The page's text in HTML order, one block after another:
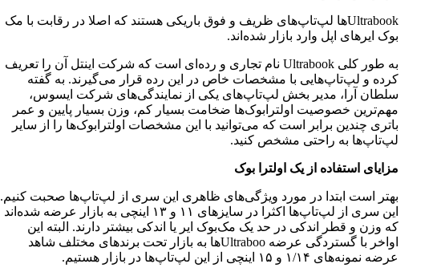
Ultrabookها لپ‌تاپ‌های ظریف و فوق باریکی هستند که اصلا در رقابت با مک
بوک ایرهای اپل وارد بازار شده‌اند.
به طور کلی Ultrabook نام تجاری و رده‌ای است که شرکت اینتل آن را تعریف
کرده‌ و لپ‌تاپ‌هایی با مشخصات خاص در این رده قرار می‌گیرند. به گفته
سلطان آرا، مدیر بخش لپ‌تاپ‌های یکی از نمایندگی‌های شرکت ایسوس،
مهم‌ترین خصوصیت اولترابوک‌ها ضخامت بسیار کم، وزن بسیار پایین و عمر
باتری چندین برابر است که می‌توانید با این مشخصات اولترابوک‌ها را از سایر
لپ‌تاپ‌ها به راحتی مشخص کنید.
مزایای استفاده از یک اولترا بوک
بهتر است ابتدا در مورد ویژگی‌های ظاهری این سری از لپ‌تاپ‌ها صحبت کنیم.
این سری از لپ‌تاپ‌ها اکثرا در سایز‌های ۱۱ و ۱۳ اینچی به بازار عرضه شده‌اند
که وزن و قطر اندکی در حد یک مک‌بوک ایر یا اندکی بیشتر دارند. البته این
اواخر با گستردگی عرضه Ultrabooها به بازار تحت برندهای مختلف شاهد
عرضه نمونه‌های ۱/۱۴ و ۱۵ اینچی از این لپ‌تاپ‌ها در بازار هستیم.